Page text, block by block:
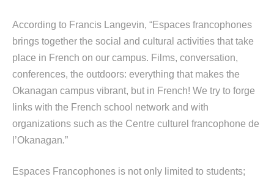
According to Francis Langevin, “Espaces francophones
brings together the social and cultural activities that take
place in French on our campus. Films, conversation,
conferences, the outdoors: everything that makes the
Okanagan campus vibrant, but in French! We try to forge
links with the French school network and with
organizations such as the Centre culturel francophone de
l’Okanagan.”
Espaces Francophones is not only limited to students;